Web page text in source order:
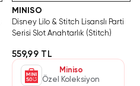
MINISO
Disney Lilo & Stitch Lisanslı Parti
Serisi Slot Anahtarlık (Stitch)
559,99 TL
Miniso
Özel Koleksiyon